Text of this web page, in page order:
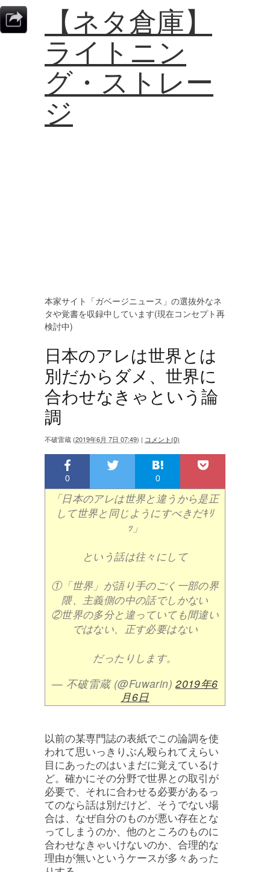
【ネタ倉庫】
ライトニン
グ・ストレー
ジ
本家サイト「ガベージニュース」の選抜外なネ
タや覚書を収録中しています(現在コンセプト再
検討中)
日本のアレは世界とは
別だからダメ、世界に
合わせなきゃという論
調
不破雷蔵 (2019年6月 7日 07:49) | コメント(0)
0 0
「日本のアレは世界と違うから是正
して世界と同じようにすべきだｷﾘ
ｯ」
という話は往々にして
①「世界」が語り手のごく一部の界
隈、主義側の中の話でしかない
②世界の多分と違っていても間違い
ではない、正す必要はない
だったりします。
— 不破雷蔵 (@Fuwarin)2019年6
月6日
以前の某専門誌の表紙でこの論調を使
われて思いっきりぶん殴られてえらい
目にあったのはいまだに覚えているけ
ど。確かにその分野で世界との取引が
必要で、それに合わせる必要があるっ
てのなら話は別だけど、そうでない場
合は、なぜ自分のものが悪い存在とな
ってしまうのか、他のところのものに
合わせなきゃいけないのか、合理的な
理由が無いというケースが多々あった